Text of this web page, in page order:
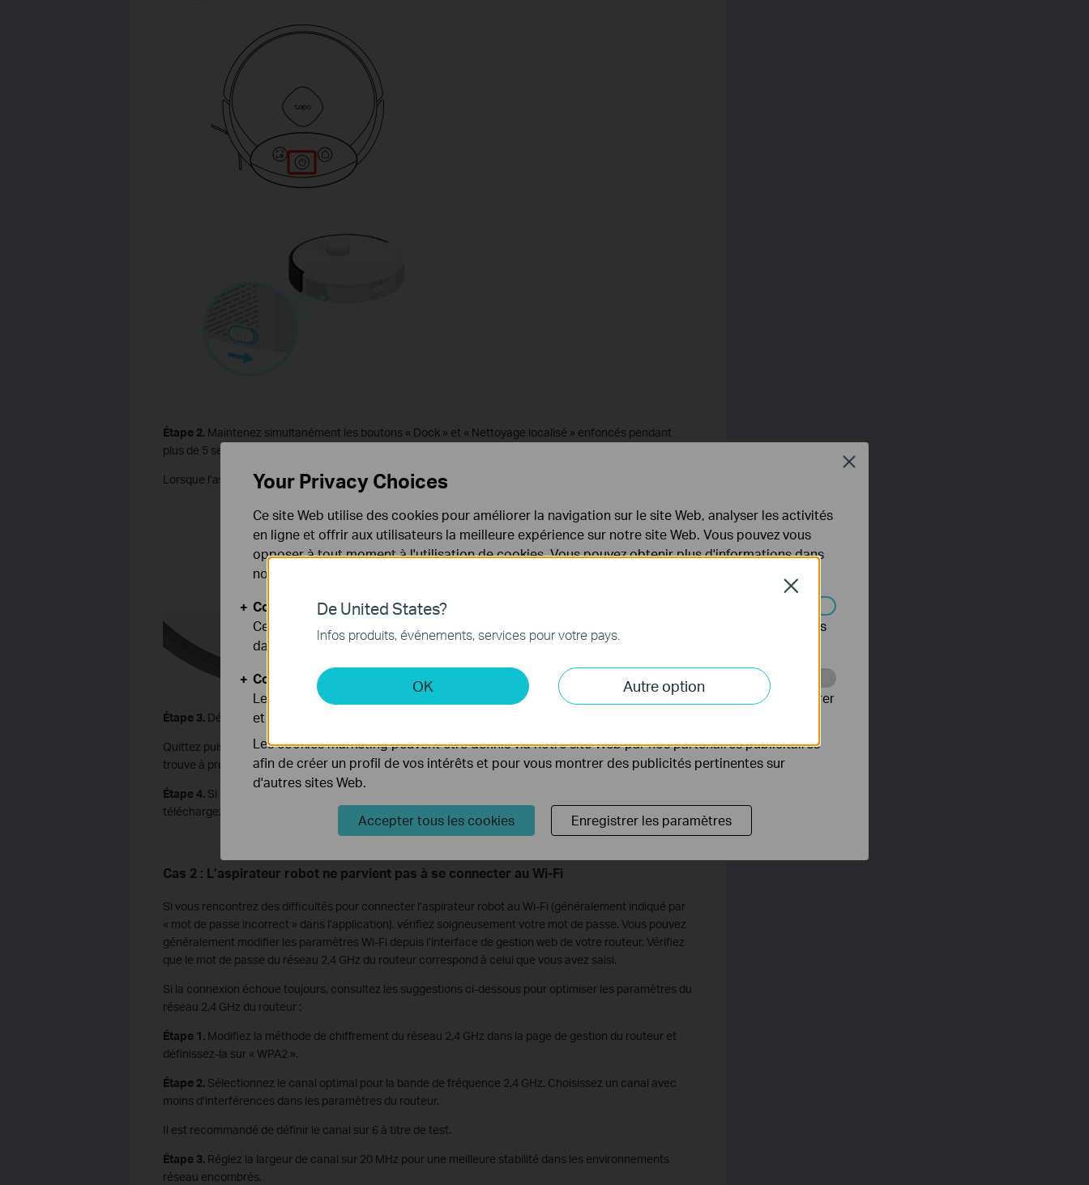
Étape 2. Maintenez simultanément les boutons « Dock » et « Nettoyage localisé » enfoncés pendant
plus de 5 secondes afin de mettre l’appareil en mode configuration.
Lorsque l’aspirateur robot est en mode configuration, tous les boutons clignotent en blanc.
Étape 3. Désactivez la fonction Bluetooth de votre téléphone, puis redémarrez-la.
Quittez puis rouvrez la page de configuration de l’application Tapo. Assurez-vous que votre téléphone se
trouve à proximité de l’aspirateur robot pendant le processus de configuration.
Étape 4. Si le problème persiste, essayez d’utiliser un autre smartphone ou une autre tablette,
téléchargez la dernière version de l’application Tapo et tentez à nouveau de configurer l’appareil.
Cas 2 : L’aspirateur robot ne parvient pas à se connecter au Wi-Fi
Si vous rencontrez des difficultés pour connecter l’aspirateur robot au Wi-Fi (généralement indiqué par
« mot de passe incorrect » dans l’application), vérifiez soigneusement votre mot de passe. Vous pouvez
généralement modifier les paramètres Wi-Fi depuis l’interface de gestion web de votre routeur. Vérifiez
que le mot de passe du réseau 2,4 GHz du routeur correspond à celui que vous avez saisi.
Si la connexion échoue toujours, consultez les suggestions ci-dessous pour optimiser les paramètres du
réseau 2,4 GHz du routeur :
Étape 1. Modifiez la méthode de chiffrement du réseau 2,4 GHz dans la page de gestion du routeur et
définissez-la sur « WPA2 ».
Étape 2. Sélectionnez le canal optimal pour la bande de fréquence 2,4 GHz. Choisissez un canal avec
moins d’interférences dans les paramètres du routeur.
Il est recommandé de définir le canal sur 6 à titre de test.
Étape 3. Réglez la largeur de canal sur 20 MHz pour une meilleure stabilité dans les environnements
réseau encombrés.
De United States?
Infos produits, événements, services pour votre pays.
OK Autre option
Close
Your Privacy Choices
Ce site Web utilise des cookies pour améliorer la navigation sur le site Web, analyser les activités
en ligne et offrir aux utilisateurs la meilleure expérience sur notre site Web. Vous pouvez vous
opposer à tout moment à l'utilisation de cookies. Vous pouvez obtenir plus d'informations dans
notre
Cookies basiques
Ces cookies sont nécessaires au fonctionnement du site Web et ne peuvent pas être désactivés
dans vos systèmes.
Cookies d'analyse et marketing
Les cookies d'analyse nous permettent d'analyser vos activités sur notre site Web pour améliorer
et ajuster les fonctionnalités de notre site Web.
Les cookies marketing peuvent être définis via notre site Web par nos partenaires publicitaires
afin de créer un profil de vos intérêts et pour vous montrer des publicités pertinentes sur
d'autres sites Web.
Accepter tous les cookies Enregistrer les paramètres
Close